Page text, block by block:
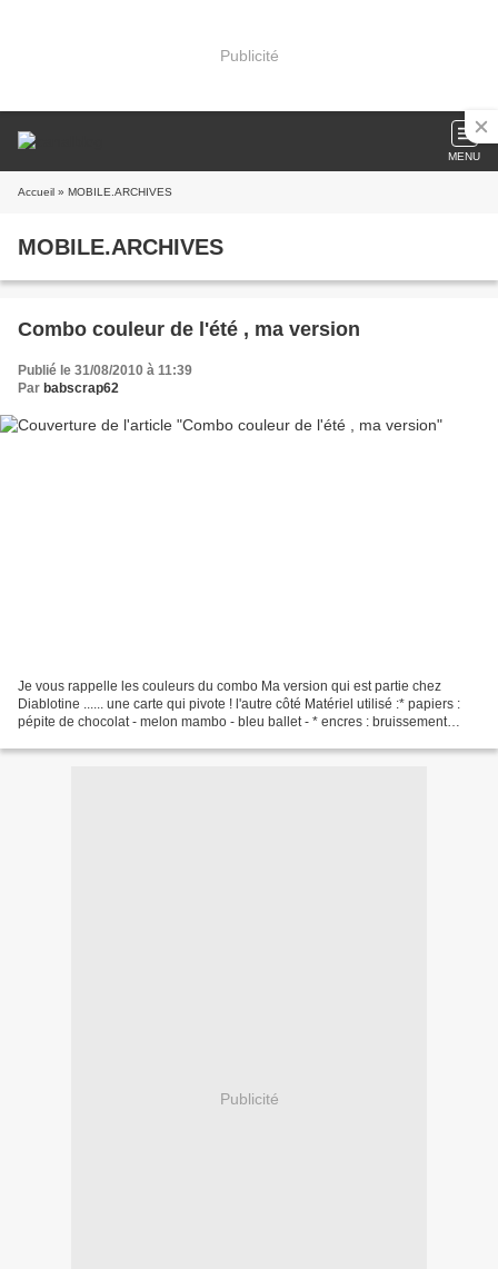
Publicité
MENU
Accueil » MOBILE.ARCHIVES
MOBILE.ARCHIVES
Combo couleur de l'été , ma version
Publié le 31/08/2010 à 11:39
Par babscrap62
Je vous rappelle les couleurs du combo Ma version qui est partie chez
Diablotine ...... une carte qui pivote ! l'autre côté Matériel utilisé :* papiers :
pépite de chocolat - melon mambo - bleu ballet - * encres : bruissement
Publicité